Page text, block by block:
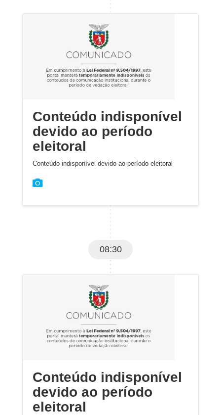
Conteúdo indisponível
devido ao período
eleitoral
Conteúdo indisponível devido ao período eleitoral
08:30
Conteúdo indisponível
devido ao período
eleitoral